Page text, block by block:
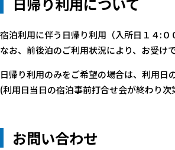
宿泊利用に伴う日帰り利用（入所日１４:
なお、前後泊のご利用状況により、お受け
日帰り利用のみをご希望の場合は、利用日
(利用日当日の宿泊事前打合せ会が終わり
お問い合わせ